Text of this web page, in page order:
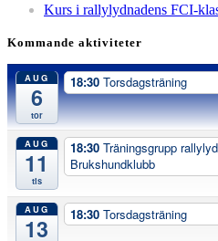
Kurs i rallylydnadens FCI-
Kommande aktiviteter
AUG
6
tor
18:30 Torsdagsträning
AUG
11
tis
18:30 Träningsgrupp
Brukshundklubb
AUG
13
18:30 Torsdagsträning